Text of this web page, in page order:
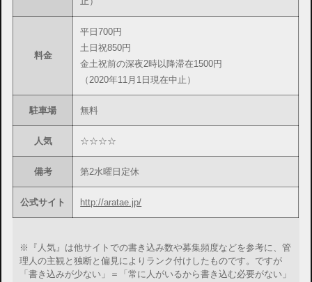
料金
平日700円
土日祝850円
金土祝前の深夜2時以降滞在1500円
（2020年11月1日現在中止）
駐車場 無料
人気 ☆☆☆☆
備考 第2水曜日定休
公式サイト http://aratae.jp/
※『人気』は他サイトでの書き込み数や募集頻度などを参考に、管
理人の主観と独断と偏見によりランク付けしたものです。ですが
「書き込みが少ない」＝「常に人がいるから書き込む必要がない」